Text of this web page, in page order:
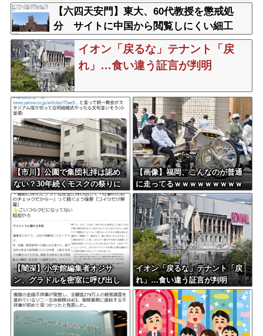
保という条件付き」
【六四天安門】東大、60代教授を懲戒処
分 サイトに中国から閲覧しにくい細工
イオン「戻るな」テナント「戻
れ」…食い違う証言が判明
【市川】公園で集団礼拝は認め
ない？30年続くモスクの祭りに
異変 元参政党の市議とムスリ
ムは「直接話そう」 ＳＮＳと
地元に温度差
【画像】福岡、こんなのが普通
に走ってるｗｗｗｗｗｗｗｗｗ
ｗｗｗｗｗｗｗｗｗｗｗｗｗｗ
ｗｗｗｗｗｗｗｗｗｗｗｗｗｗ
ｗｗｗ
【闇深】小学館編集者オジサ
ン、グラドルを密室に呼び出し
オッパイ見せろと強要し脱がせ
るｗｗｗｗ
イオン「戻るな」テナント「戻
れ」…食い違う証言が判明